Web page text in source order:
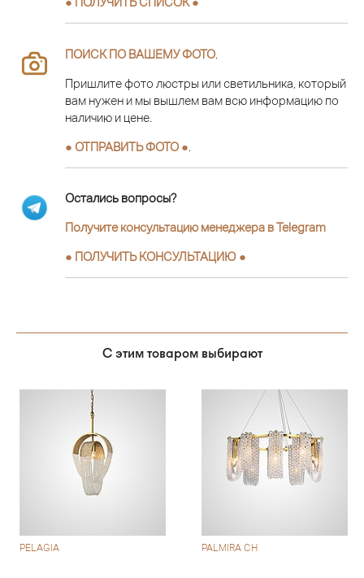
ПОИСК ПО ВАШЕМУ ФОТО
Пришлите фото люстры или светильника, который
вам нужен и мы вышлем вам всю информацию по
наличию и цене.
● ОТПРАВИТЬ ФОТО ●
Остались вопросы?
Получите консультацию менеджера в Telegram
● ПОЛУЧИТЬ КОНСУЛЬТАЦИЮ ●
С этим товаром выбирают
PELAGIA PALMIRA CH